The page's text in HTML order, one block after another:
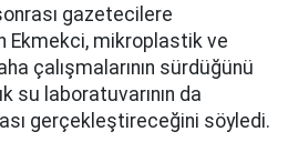
gazetecilere
Ekmekci, mikroplastik ve
çalışmalarının sürdüğünü
su laboratuvarının da
gerçekleştireceğini söyledi.